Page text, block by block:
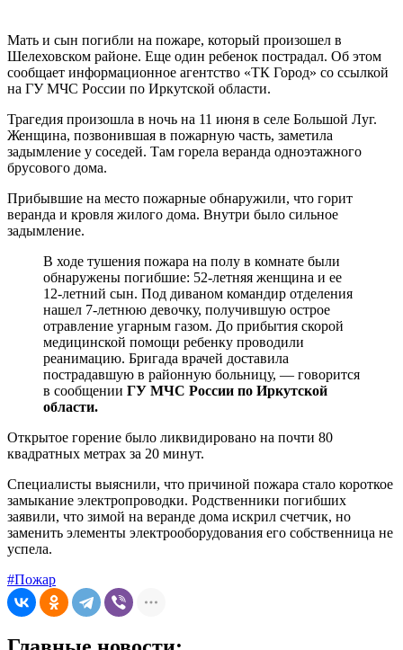
Мать и сын погибли на пожаре, который произошел в
Шелеховском районе. Еще один ребенок пострадал. Об этом
сообщает информационное агентство «ТК Город» со ссылкой
на ГУ МЧС России по Иркутской области.
Трагедия произошла в ночь на 11 июня в селе Большой Луг.
Женщина, позвонившая в пожарную часть, заметила
задымление у соседей. Там горела веранда одноэтажного
брусового дома.
Прибывшие на место пожарные обнаружили, что горит
веранда и кровля жилого дома. Внутри было сильное
задымление.
В ходе тушения пожара на полу в комнате были
обнаружены погибшие: 52-летняя женщина и ее
12-летний сын. Под диваном командир отделения
нашел 7-летнюю девочку, получившую острое
отравление угарным газом. До прибытия скорой
медицинской помощи ребенку проводили
реанимацию. Бригада врачей доставила
пострадавшую в районную больницу, — говорится
в сообщении ГУ МЧС России по Иркутской
области.
Открытое горение было ликвидировано на почти 80
квадратных метрах за 20 минут.
Специалисты выяснили, что причиной пожара стало короткое
замыкание электропроводки. Родственники погибших
заявили, что зимой на веранде дома искрил счетчик, но
заменить элементы электрооборудования его собственница не
успела.
#Пожар